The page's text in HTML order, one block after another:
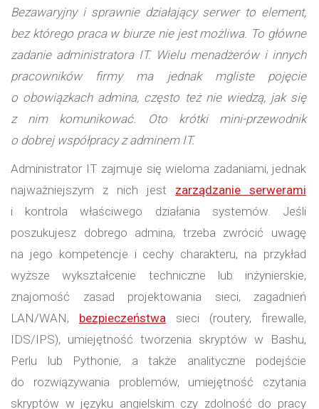
Bezawaryjny i sprawnie działający serwer to element,
bez którego praca w biurze nie jest możliwa. To główne
zadanie administratora IT. Wielu menadżerów i innych
pracowników firmy ma jednak mgliste pojęcie
o obowiązkach admina, często też nie wiedzą, jak się
z nim komunikować. Oto krótki mini-przewodnik
o dobrej współpracy z adminem IT.
Administrator IT zajmuje się wieloma zadaniami, jednak
najważniejszym z nich jest zarządzanie serwerami
i kontrola właściwego działania systemów. Jeśli
poszukujesz dobrego admina, trzeba zwrócić uwagę
na jego kompetencje i cechy charakteru, na przykład
wyższe wykształcenie techniczne lub inżynierskie,
znajomość zasad projektowania sieci, zagadnień
LAN/WAN, bezpieczeństwa sieci (routery, firewalle,
IDS/IPS), umiejętność tworzenia skryptów w Bashu,
Perlu lub Pythonie, a także analityczne podejście
do rozwiązywania problemów, umiejętność czytania
skryptów w języku angielskim czy zdolność do pracy